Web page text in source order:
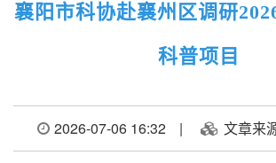
襄阳市科协赴襄州区调研
科普项目
2026-07-06 16:32 | 文章来